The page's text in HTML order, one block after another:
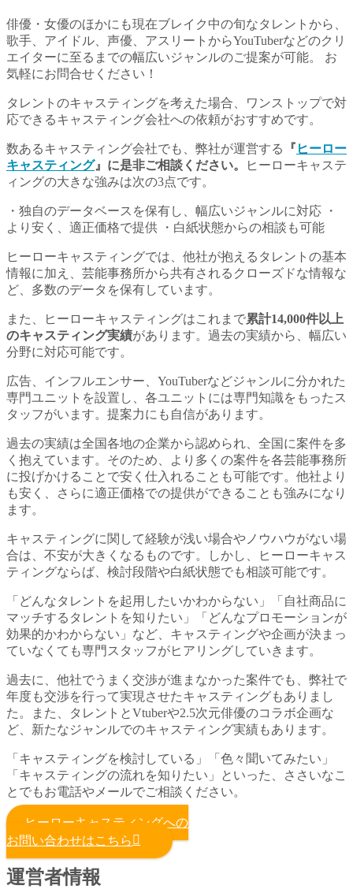
俳優・女優のほかにも現在ブレイク中の旬なタレントから、
歌手、アイドル、声優、アスリートからYouTuberなどのクリ
エイターに至るまでの幅広いジャンルのご提案が可能。 お
気軽にお問合せください！
タレントのキャスティングを考えた場合、ワンストップで対
応できるキャスティング会社への依頼がおすすめです。
数あるキャスティング会社でも、弊社が運営する 『 ヒーロー
キャスティング』に是非ご相談ください。
ヒーローキャステ
ィングの大きな強みは次の3点です。
・独自のデータベースを保有し、幅広いジャンルに対応 ・
より安く、適正価格で提供 ・白紙状態からの相談も可能
ヒーローキャスティングでは、他社が抱えるタレントの基本
情報に加え、芸能事務所から共有されるクローズドな情報な
ど、多数のデータを保有しています。
また、ヒーローキャスティングはこれまで累計14,000件以上
のキャスティング実績があります。過去の実績から、幅広い
分野に対応可能です。
広告、インフルエンサー、YouTuberなどジャンルに分かれた
専門ユニットを設置し、各ユニットには専門知識をもったス
タッフがいます。提案力にも自信があります。
過去の実績は全国各地の企業から認められ、全国に案件を多
く抱えています。そのため、より多くの案件を各芸能事務所
に投げかけることで安く仕入れることも可能です。他社より
も安く、さらに適正価格での提供ができることも強みになり
ます。
キャスティングに関して経験が浅い場合やノウハウがない場
合は、不安が大きくなるものです。しかし、ヒーローキャス
ティングならば、検討段階や白紙状態でも相談可能です。
「どんなタレントを起用したいかわからない」「自社商品に
マッチするタレントを知りたい」「どんなプロモーションが
効果的かわからない」など、キャスティングや企画が決まっ
ていなくても専門スタッフがヒアリングしていきます。
過去に、他社でうまく交渉が進まなかった案件でも、弊社で
年度も交渉を行って実現させたキャスティングもありまし
た。また、タレントとVtuberや2.5次元俳優のコラボ企画な
ど、新たなジャンルでのキャスティング実績もあります。
「キャスティングを検討している」「色々聞いてみたい」
「キャスティングの流れを知りたい」といった、ささいなこ
とでもお電話やメールでご相談ください。
ヒーローキャスティングへの
お問い合わせはこちら
運営者情報